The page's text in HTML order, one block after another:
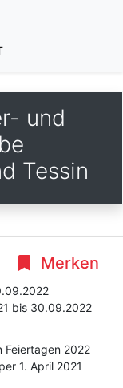
und
Tessin
Merken
bis 30.09.2022
Feiertagen 2022
1. April 2021